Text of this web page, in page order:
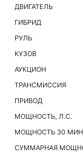
ДВИГАТЕЛЬ
ГИБРИД
РУЛЬ
КУЗОВ
АУКЦИОН
ТРАНСМИССИЯ
ПРИВОД
МОЩНОСТЬ, Л.С.
МОЩНОСТЬ 30
СУММАРНАЯ